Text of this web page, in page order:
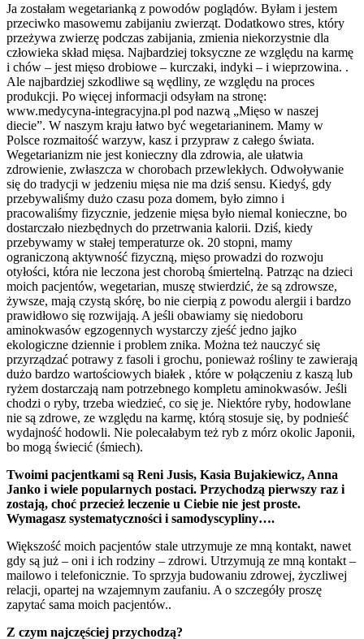
Ja zostałam wegetarianką z powodów poglądów. Byłam i jestem
przeciwko masowemu zabijaniu zwierząt. Dodatkowo stres, który
przeżywa zwierzę podczas zabijania, zmienia niekorzystnie dla
człowieka skład mięsa. Najbardziej toksyczne ze względu na karmę
i chów – jest mięso drobiowe – kurczaki, indyki – i wieprzowina. .
Ale najbardziej szkodliwe są wędliny, ze względu na proces
produkcji. Po więcej informacji odsyłam na stronę:
www.medycyna-integracyjna.pl pod nazwą „Mięso w naszej
diecie”. W naszym kraju łatwo być wegetarianinem. Mamy w
Polsce rozmaitość warzyw, kasz i przypraw z całego świata.
Wegetarianizm nie jest konieczny dla zdrowia, ale ułatwia
zdrowienie, zwłaszcza w chorobach przewlekłych. Odwoływanie
się do tradycji w jedzeniu mięsa nie ma dziś sensu. Kiedyś, gdy
przebywaliśmy dużo czasu poza domem, było zimno i
pracowaliśmy fizycznie, jedzenie mięsa było niemal konieczne, bo
dostarczało niezbędnych do przetrwania kalorii. Dziś, kiedy
przebywamy w stałej temperaturze ok. 20 stopni, mamy
ograniczoną aktywność fizyczną, mięso prowadzi do rozwoju
otyłości, która nie leczona jest chorobą śmiertelną. Patrząc na dzieci
moich pacjentów, wegetarian, muszę stwierdzić, że są zdrowsze,
żywsze, mają czystą skórę, bo nie cierpią z powodu alergii i bardzo
prawidłowo się rozwijają. A jeśli obawiamy się niedoboru
aminokwasów egzogennych wystarczy zjeść jedno jajko
ekologiczne dziennie i problem znika. Można też nauczyć się
przyrządzać potrawy z fasoli i grochu, ponieważ rośliny te zawierają
dużo bardzo wartościowych białek , które w połączeniu z kaszą lub
ryżem dostarczają nam potrzebnego kompletu aminokwasów. Jeśli
chodzi o ryby, trzeba wiedzieć, co się je. Niektóre ryby, hodowlane
nie są zdrowe, ze względu na karmę, którą stosuje się, by podnieść
wydajność hodowli. Nie polecałabym też ryb z mórz okolic Japonii,
bo mogą świecić (śmiech).
Twoimi pacjentkami są Reni Jusis, Kasia Bujakiewicz, Anna
Janko i wiele popularnych postaci. Przychodzą pierwszy raz i
zostają, choć przecież leczenie u Ciebie nie jest proste.
Wymagasz systematyczności i samodyscypliny….
Większość moich pacjentów stale utrzymuje ze mną kontakt, nawet
gdy są już – oni i ich rodziny – zdrowi. Utrzymują ze mną kontakt –
mailowo i telefonicznie. To sprzyja budowaniu zdrowej, życzliwej
relacji, opartej na wzajemnym zaufaniu. A o szczegóły proszę
zapytać sama moich pacjentów..
Z czym najczęściej przychodzą?